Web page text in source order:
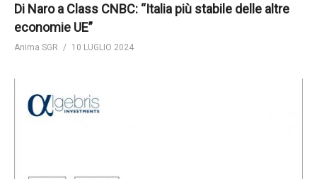
Di Naro a Class CNBC: “Italia più stabile delle altre
economie UE”
Anima SGR 10 LUGLIO 2024